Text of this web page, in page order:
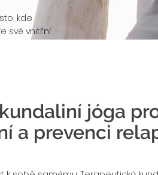
kde
své vnitřní
jóga
a prevenci